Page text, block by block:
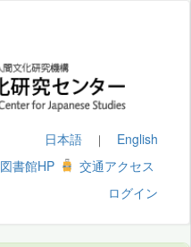
日本語 ｜ English
図書館HP
交通アクセス
ログイン